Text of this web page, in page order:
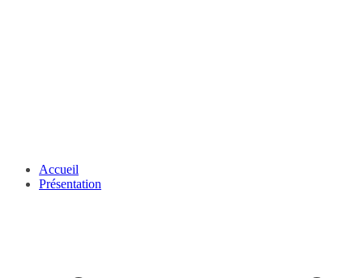
Accueil
Présentation